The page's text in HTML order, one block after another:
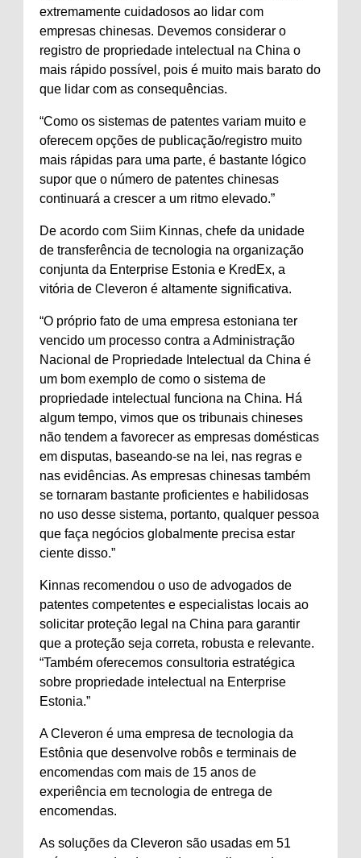
extremamente cuidadosos ao lidar com
empresas chinesas. Devemos considerar o
registro de propriedade intelectual na China o
mais rápido possível, pois é muito mais barato do
que lidar com as consequências.
“Como os sistemas de patentes variam muito e
oferecem opções de publicação/registro muito
mais rápidas para uma parte, é bastante lógico
supor que o número de patentes chinesas
continuará a crescer a um ritmo elevado.”
De acordo com Siim Kinnas, chefe da unidade
de transferência de tecnologia na organização
conjunta da Enterprise Estonia e KredEx, a
vitória de Cleveron é altamente significativa.
“O próprio fato de uma empresa estoniana ter
vencido um processo contra a Administração
Nacional de Propriedade Intelectual da China é
um bom exemplo de como o sistema de
propriedade intelectual funciona na China. Há
algum tempo, vimos que os tribunais chineses
não tendem a favorecer as empresas domésticas
em disputas, baseando-se na lei, nas regras e
nas evidências. As empresas chinesas também
se tornaram bastante proficientes e habilidosas
no uso desse sistema, portanto, qualquer pessoa
que faça negócios globalmente precisa estar
ciente disso.”
Kinnas recomendou o uso de advogados de
patentes competentes e especialistas locais ao
solicitar proteção legal na China para garantir
que a proteção seja correta, robusta e relevante.
“Também oferecemos consultoria estratégica
sobre propriedade intelectual na Enterprise
Estonia.”
A Cleveron é uma empresa de tecnologia da
Estônia que desenvolve robôs e terminais de
encomendas com mais de 15 anos de
experiência em tecnologia de entrega de
encomendas.
As soluções da Cleveron são usadas em 51